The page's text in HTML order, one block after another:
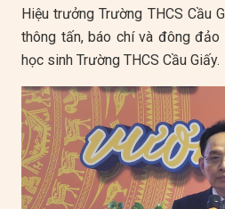
Hiệu trưởng Trường THCS Cầu
thông tấn, báo chí và đông đảo
học sinh Trường THCS Cầu Giấy.